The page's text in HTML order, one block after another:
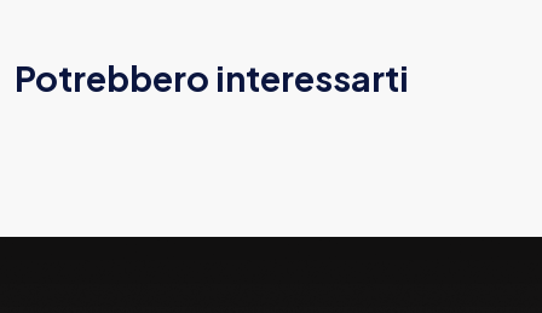
Potrebbero interessarti